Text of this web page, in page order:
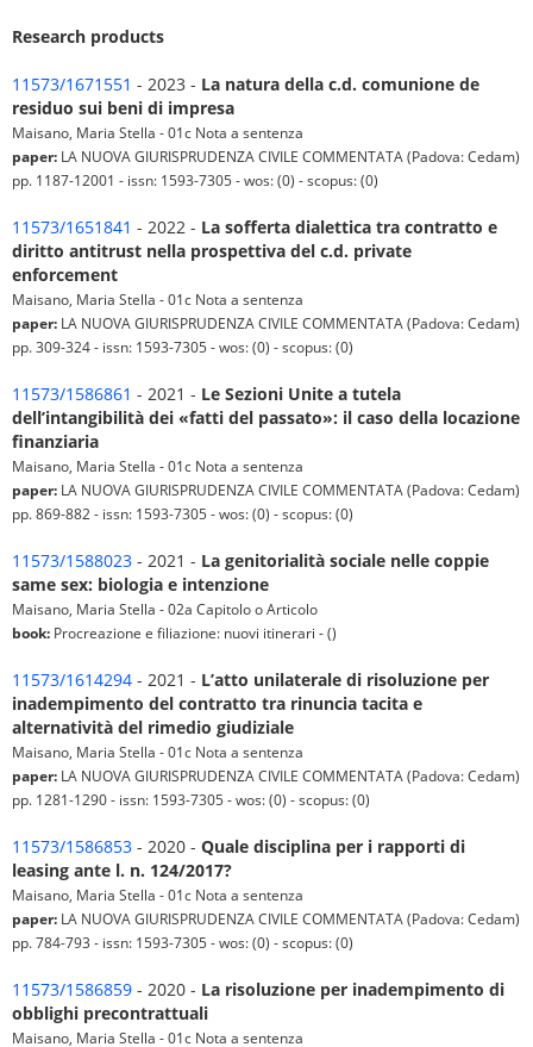
Research products
11573/1671551 - 2023 - La natura della c.d. comunione de
residuo sui beni di impresa
Maisano, Maria Stella - 01c Nota a sentenza
paper: LA NUOVA GIURISPRUDENZA CIVILE COMMENTATA (Padova: Cedam)
pp. 1187-12001 - issn: 1593-7305 - wos: (0) - scopus: (0)
11573/1651841 - 2022 - La sofferta dialettica tra contratto e
diritto antitrust nella prospettiva del c.d. private
enforcement
Maisano, Maria Stella - 01c Nota a sentenza
paper: LA NUOVA GIURISPRUDENZA CIVILE COMMENTATA (Padova: Cedam)
pp. 309-324 - issn: 1593-7305 - wos: (0) - scopus: (0)
11573/1586861 - 2021 - Le Sezioni Unite a tutela
dell’intangibilità dei «fatti del passato»: il caso della locazione
finanziaria
Maisano, Maria Stella - 01c Nota a sentenza
paper: LA NUOVA GIURISPRUDENZA CIVILE COMMENTATA (Padova: Cedam)
pp. 869-882 - issn: 1593-7305 - wos: (0) - scopus: (0)
11573/1588023 - 2021 - La genitorialità sociale nelle coppie
same sex: biologia e intenzione
Maisano, Maria Stella - 02a Capitolo o Articolo
book: Procreazione e filiazione: nuovi itinerari - ()
11573/1614294 - 2021 - L’atto unilaterale di risoluzione per
inadempimento del contratto tra rinuncia tacita e
alternatività del rimedio giudiziale
Maisano, Maria Stella - 01c Nota a sentenza
paper: LA NUOVA GIURISPRUDENZA CIVILE COMMENTATA (Padova: Cedam)
pp. 1281-1290 - issn: 1593-7305 - wos: (0) - scopus: (0)
11573/1586853 - 2020 - Quale disciplina per i rapporti di
leasing ante l. n. 124/2017?
Maisano, Maria Stella - 01c Nota a sentenza
paper: LA NUOVA GIURISPRUDENZA CIVILE COMMENTATA (Padova: Cedam)
pp. 784-793 - issn: 1593-7305 - wos: (0) - scopus: (0)
11573/1586859 - 2020 - La risoluzione per inadempimento di
obblighi precontrattuali
Maisano, Maria Stella - 01c Nota a sentenza